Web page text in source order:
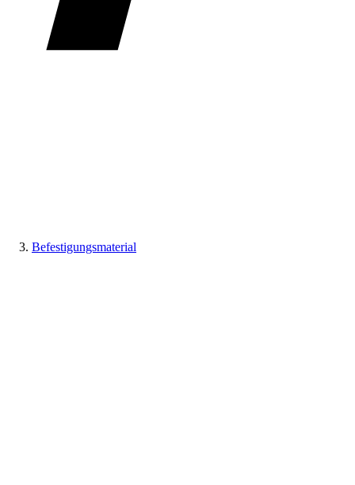
Befestigungsmaterial